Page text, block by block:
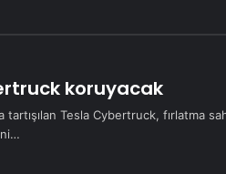
koruyacak
Tesla Cybertruck, fırlatma